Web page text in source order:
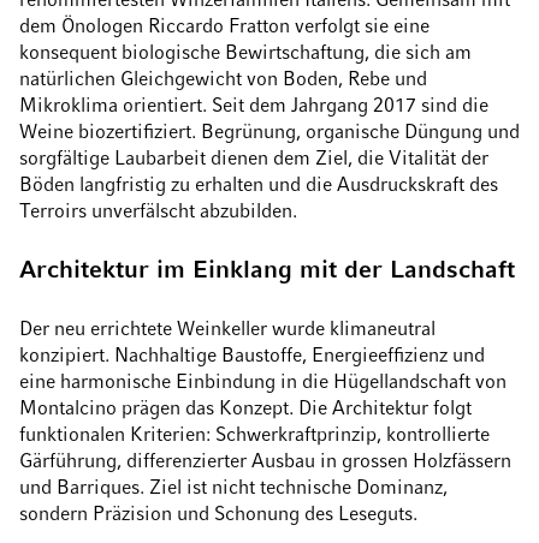
dem Önologen Riccardo Fratton verfolgt sie eine
konsequent biologische Bewirtschaftung, die sich am
natürlichen Gleichgewicht von Boden, Rebe und
Mikroklima orientiert. Seit dem Jahrgang 2017 sind die
Weine biozertifiziert. Begrünung, organische Düngung und
sorgfältige Laubarbeit dienen dem Ziel, die Vitalität der
Böden langfristig zu erhalten und die Ausdruckskraft des
Terroirs unverfälscht abzubilden.
Architektur im Einklang mit der Landschaft
Der neu errichtete Weinkeller wurde klimaneutral
konzipiert. Nachhaltige Baustoffe, Energieeffizienz und
eine harmonische Einbindung in die Hügellandschaft von
Montalcino prägen das Konzept. Die Architektur folgt
funktionalen Kriterien: Schwerkraftprinzip, kontrollierte
Gärführung, differenzierter Ausbau in grossen Holzfässern
und Barriques. Ziel ist nicht technische Dominanz,
sondern Präzision und Schonung des Leseguts.